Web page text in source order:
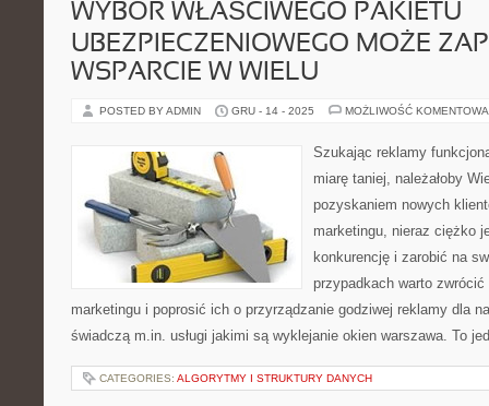
WYBÓR WŁAŚCIWEGO PAKIETU
UBEZPIECZENIOWEGO MOŻE
WSPARCIE W WIELU
POSTED BY ADMIN GRU - 14 - 2025 MOŻLIWOŚĆ
Szukając reklamy
miarę taniej, należałoby
pozyskaniem nowych
marketingu, nieraz ciężko
konkurencję i zarobić na
przypadkach warto
marketingu i poprosić ich o przyrządzanie godziwej reklamy dla
świadczą m.in. usługi jakimi są wyklejanie okien warszawa. To
CATEGORIES: ALGORYTMY I STRUKTURY DANYCH